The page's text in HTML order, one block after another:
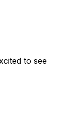
to see